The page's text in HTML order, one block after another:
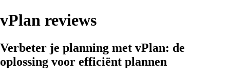
vPlan reviews
Verbeter je planning met vPlan: de
oplossing voor efficiënt plannen